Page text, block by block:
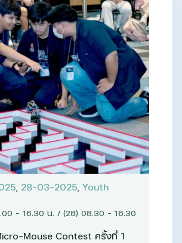
, 28-03-2025, Youth
– 16.30 น. / (28) 08.30 - 16.30
Mouse Contest ครั้งที่ 1